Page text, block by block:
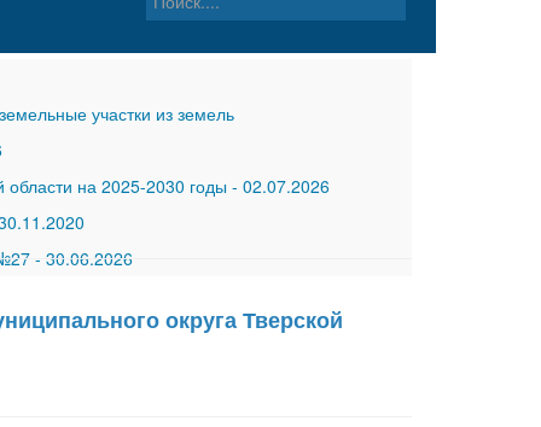
участки из земель
области на 2025-2030 годы - 02.07.2026
- 30.06.2026
округа Тверской